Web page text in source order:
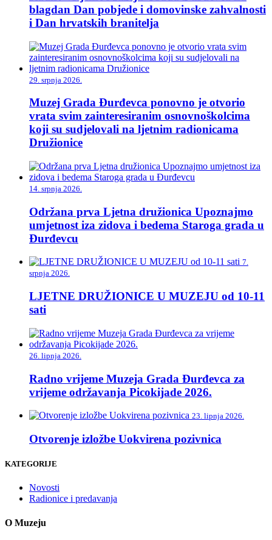
blagdan Dan pobjede i domovinske zahvalnosti
i Dan hrvatskih branitelja
29. srpnja 2026.
Muzej Grada Đurđevca ponovno je otvorio
vrata svim zainteresiranim osnovnoškolcima
koji su sudjelovali na ljetnim radionicama
Družionice
14. srpnja 2026.
Održana prva Ljetna družionica Upoznajmo
umjetnost iza zidova i bedema Staroga grada u
Đurđevcu
7.
srpnja 2026.
LJETNE DRUŽIONICE U MUZEJU od 10-11
sati
26. lipnja 2026.
Radno vrijeme Muzeja Grada Đurđevca za
vrijeme održavanja Picokijade 2026.
23. lipnja 2026.
Otvorenje izložbe Uokvirena pozivnica
KATEGORIJE
Novosti
Radionice i predavanja
O Muzeju